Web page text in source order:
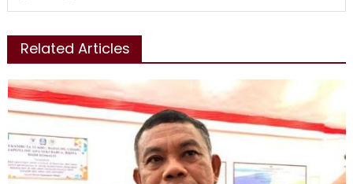
Related Articles